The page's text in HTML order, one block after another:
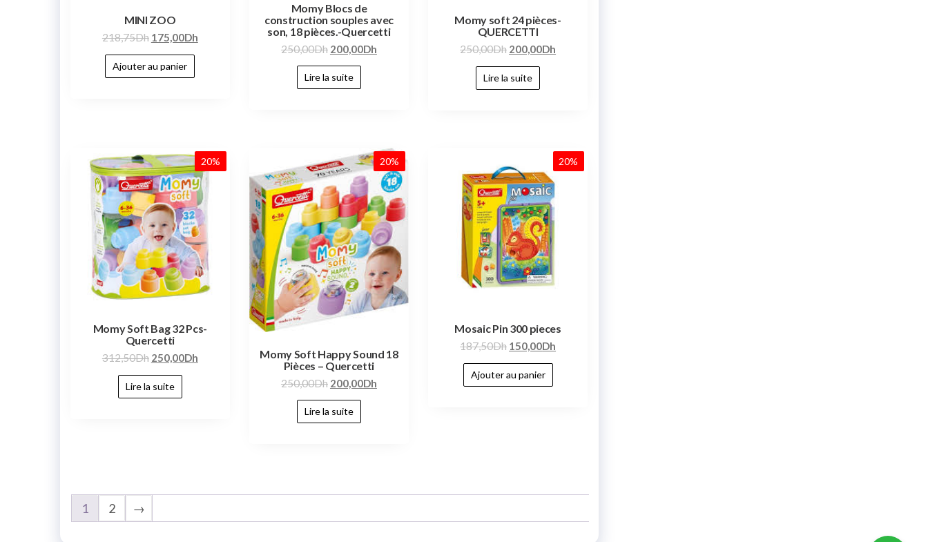
MINI ZOO
218,75Dh 175,00Dh
Ajouter au panier
Momy Blocs de
construction souples avec
son, 18 pièces.-Quercetti
250,00Dh 200,00Dh
Lire la suite
Momy soft 24 pièces-
QUERCETTI
250,00Dh 200,00Dh
Lire la suite
20%
Momy Soft Bag 32 Pcs-
Quercetti
312,50Dh 250,00Dh
Lire la suite
20%
Momy Soft Happy Sound 18
Pièces – Quercetti
250,00Dh 200,00Dh
Lire la suite
20%
Mosaic Pin 300 pieces
187,50Dh 150,00Dh
Ajouter au panier
1 2 →